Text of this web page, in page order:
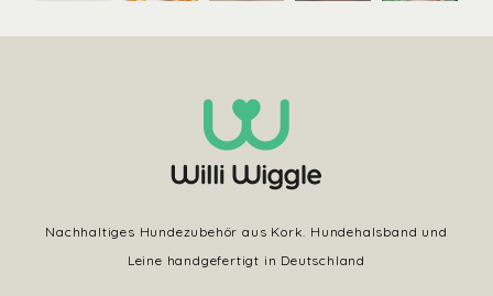
Nachhaltiges Hundezubehör aus Kork. Hundehalsband und
Leine handgefertigt in Deutschland